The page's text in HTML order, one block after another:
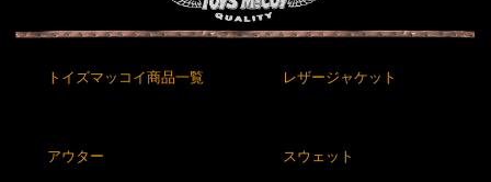
トイズマッコイ商品一覧 レザージャケット
アウター スウェット